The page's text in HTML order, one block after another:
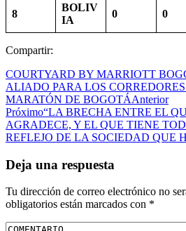
8
BOLIV
IA
0 0
Compartir:
COURTYARD BY MARRIOTT
ALIADO PARA LOS
MARATÓN DE BOGOTÁAnterior
Próximo“LA BRECHA ENTRE EL
AGRADECE, Y EL QUE TIENE
REFLEJO DE LA SOCIEDAD QUE
Deja una respuesta
Tu dirección de correo electrónico no
obligatorios están marcados con *